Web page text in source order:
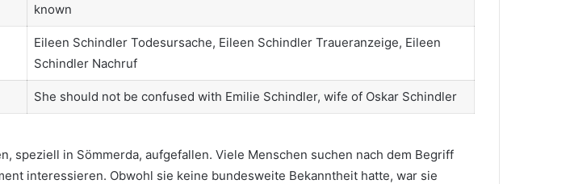
known
Eileen Schindler Todesursache, Eileen Schindler Traueranzeige, Eileen
Schindler Nachruf
She should not be confused with Emilie Schindler, wife of Oskar Schindler
speziell in Sömmerda, aufgefallen. Viele Menschen suchen nach dem Begriff
interessieren. Obwohl sie keine bundesweite Bekanntheit hatte, war sie